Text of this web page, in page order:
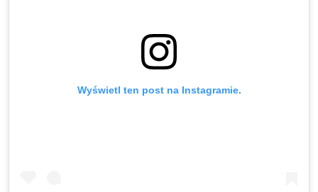
Wyświetl ten post na Instagramie.